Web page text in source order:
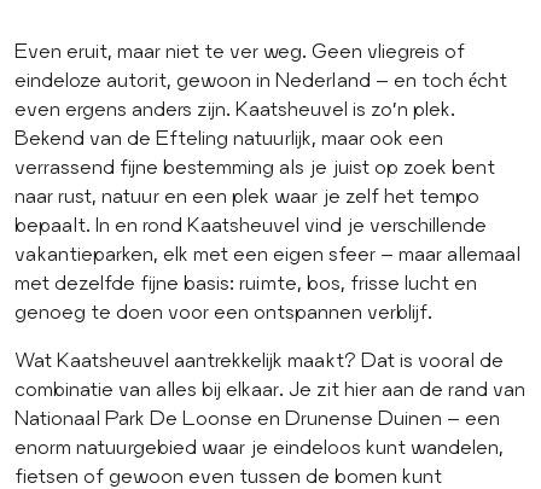
Even eruit, maar niet te ver weg. Geen vliegreis of
eindeloze autorit, gewoon in Nederland – en toch écht
even ergens anders zijn. Kaatsheuvel is zo’n plek.
Bekend van de Efteling natuurlijk, maar ook een
verrassend fijne bestemming als je juist op zoek bent
naar rust, natuur en een plek waar je zelf het tempo
bepaalt. In en rond Kaatsheuvel vind je verschillende
vakantieparken, elk met een eigen sfeer – maar allemaal
met dezelfde fijne basis: ruimte, bos, frisse lucht en
genoeg te doen voor een ontspannen verblijf.
Wat Kaatsheuvel aantrekkelijk maakt? Dat is vooral de
combinatie van alles bij elkaar. Je zit hier aan de rand van
Nationaal Park De Loonse en Drunense Duinen – een
enorm natuurgebied waar je eindeloos kunt wandelen,
fietsen of gewoon even tussen de bomen kunt